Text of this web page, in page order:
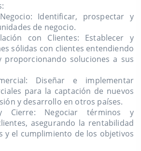
Identificar, prospectar y
de negocio.
con Clientes: Establecer y
sólidas con clientes entendiendo
proporcionando soluciones a sus
Diseñar e implementar
para la captación de nuevos
y desarrollo en otros países.
Cierre: Negociar términos y
asegurando la rentabilidad
y el cumplimiento de los objetivos